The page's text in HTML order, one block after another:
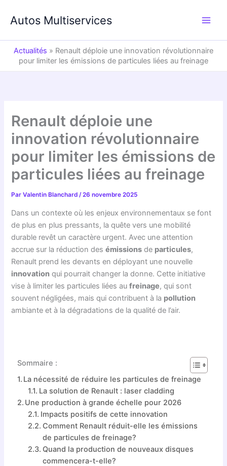
Autos Multiservices
Actualités » Renault déploie une innovation révolutionnaire
pour limiter les émissions de particules liées au freinage
Renault déploie une
innovation révolutionnaire
pour limiter les émissions de
particules liées au freinage
ParValentin Blanchard/26 novembre 2025
Dans un contexte où les enjeux environnementaux se font
de plus en plus pressants, la quête vers une mobilité
durable revêt un caractère urgent. Avec une attention
accrue sur la réduction desémissions de particules,
Renault prend les devants en déployant une nouvelle
innovation qui pourrait changer la donne. Cette initiative
vise à limiter les particules liées aufreinage, qui sont
souvent négligées, mais qui contribuent à la pollution
ambiante et à la dégradations de la qualité de l’air.
Sommaire :
La nécessité de réduire les particules de freinage
La solution de Renault : laser cladding
Une production à grande échelle pour 2026
Impacts positifs de cette innovation
Comment Renault réduit-elle les émissions
de particules de freinage?
Quand la production de nouveaux disques
commencera-t-elle?